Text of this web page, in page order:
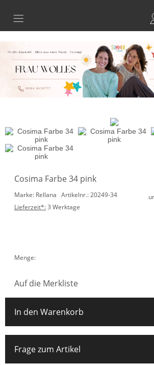
Cosima Farbe 34 pink
Marke: Rellana Artikelnr.: 20249-34
Lieferzeit*:3 Werktage
Menge:
Auf die Merkliste
In den Warenkorb
Frage zum Artikel